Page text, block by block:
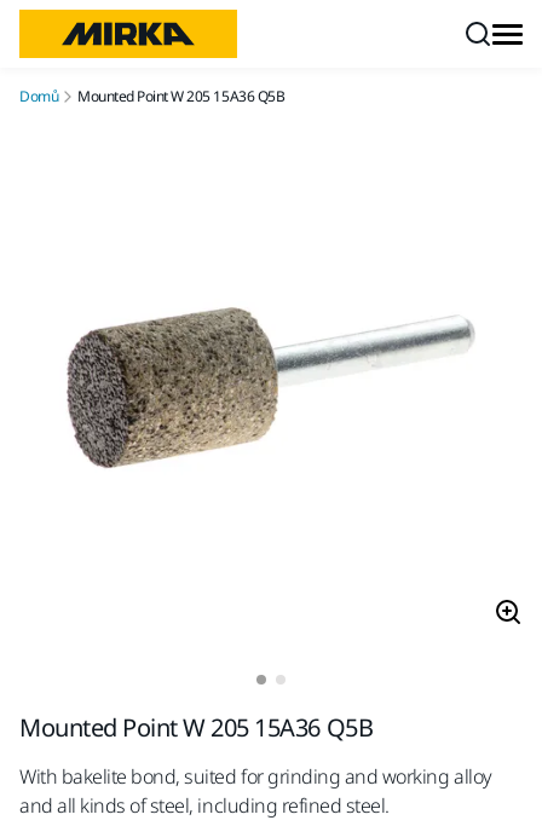
Domů Mounted Point W 205 15A36 Q5B
Mounted Point W 205 15A36 Q5B
With bakelite bond, suited for grinding and working alloy
and all kinds of steel, including refined steel.